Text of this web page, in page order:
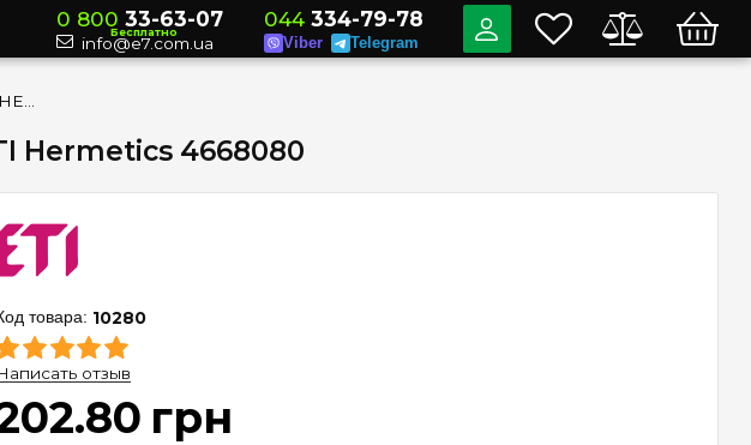
Hermetics 4668080
10280
отзыв
.80 грн
0 800 33-63-07
Бесплатно
info@e7.com.ua
044 334-79-78
Viber Telegram